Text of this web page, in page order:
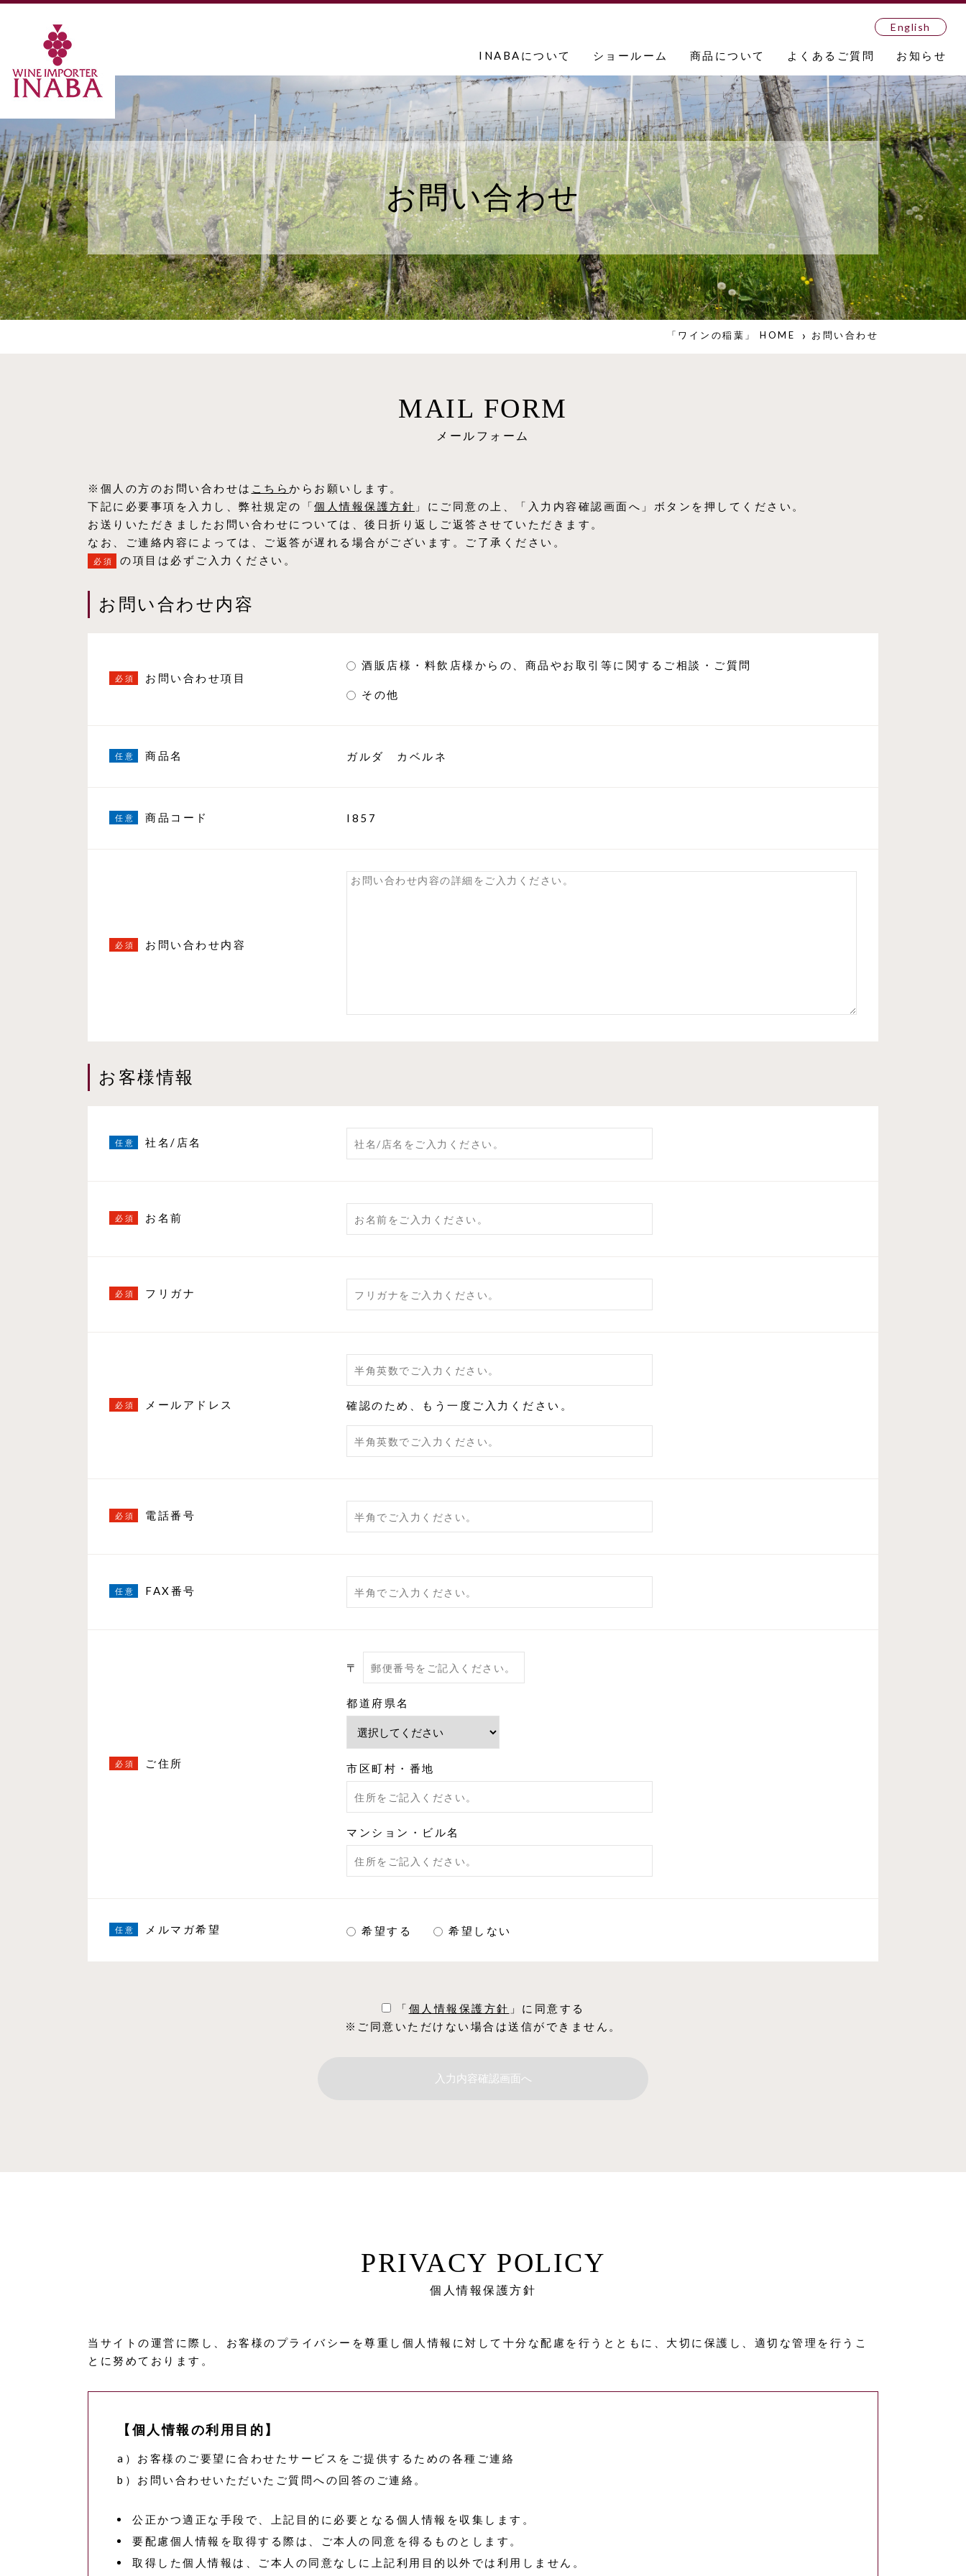
English
INABAについて ショールーム 商品について よくあるご質問 お知らせ
お問い合わせ
「ワインの稲葉」 HOME お問い合わせ
MAIL FORM
メールフォーム
※個人の方のお問い合わせは こちら からお願いします。
下記に必要事項を入力し、弊社規定の「個⼈情報保護⽅針 」にご同意の上、「入力内容確認画面へ」ボタンを押してください。
お送りいただきましたお問い合わせについては、後日折り返しご返答させていただきます。
なお、ご連絡内容によっては、ご返答が遅れる場合がございます。ご了承ください。
必須 の項目は必ずご入力ください。
お問い合わせ内容
お問い合わせ項目
酒販店様・料飲店様からの、商品やお取引等に関するご相談・ご質問
その他
商品名 ガルダ カベルネ
商品コード I857
お問い合わせ内容
お客様情報
社名/店名
お名前
フリガナ
メールアドレス 確認のため、もう一度ご入力ください。
電話番号
FAX番号
ご住所
〒
都道府県名
市区町村・番地
マンション・ビル名
メルマガ希望 希望する 希望しない
「 個⼈情報保護⽅針 」に同意する
※ご同意いただけない場合は送信ができません。
PRIVACY POLICY
個人情報保護方針
当サイトの運営に際し、お客様のプライバシーを尊重し個人情報に対して十分な配慮を行うとともに、大切に保護し、適切な管理を行うこ
とに努めております。
【個人情報の利用目的】
a）お客様のご要望に合わせたサービスをご提供するための各種ご連絡
b）お問い合わせいただいたご質問への回答のご連絡。
公正かつ適正な手段で、上記目的に必要となる個人情報を収集します。
要配慮個人情報を取得する際は、ご本人の同意を得るものとします。
取得した個人情報は、ご本人の同意なしに上記利用目的以外では利用しません。